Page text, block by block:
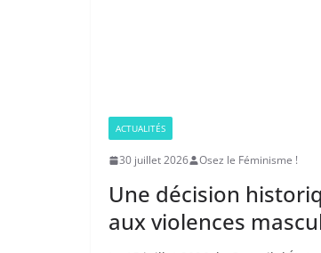
ACTUALITÉS
30 juillet 2026 Osez le Féminisme !
Une décision
aux violences